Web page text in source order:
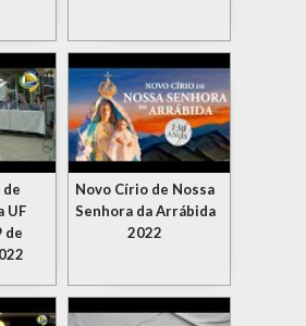
UF
de
Novo Círio de Nossa
Senhora da Arrábida
2022